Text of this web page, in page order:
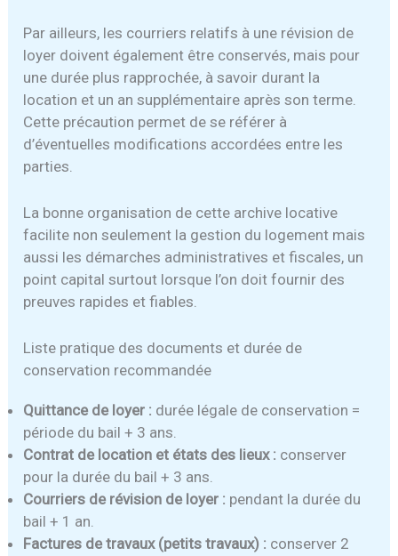
Par ailleurs, les courriers relatifs à une révision de
loyer doivent également être conservés, mais pour
une durée plus rapprochée, à savoir durant la
location et un an supplémentaire après son terme.
Cette précaution permet de se référer à
d’éventuelles modifications accordées entre les
parties.
La bonne organisation de cette archive locative
facilite non seulement la gestion du logement mais
aussi les démarches administratives et fiscales, un
point capital surtout lorsque l’on doit fournir des
preuves rapides et fiables.
Liste pratique des documents et durée de
conservation recommandée
Quittance de loyer : durée légale de conservation =
période du bail + 3 ans.
Contrat de location et états des lieux : conserver
pour la durée du bail + 3 ans.
Courriers de révision de loyer : pendant la durée du
bail + 1 an.
Factures de travaux (petits travaux) : conserver 2